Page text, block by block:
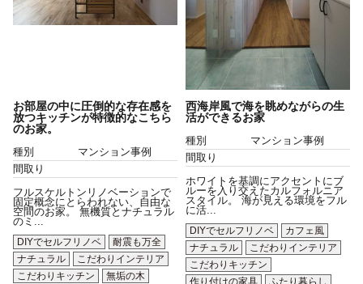
お部屋の中に圧倒的な存在感を
放つキッチンが特徴的なこちら
のお家。
種別
マンション事例
間取り
フルスケルトンリノベーションで
固定概念にとらわれない、自由な
空間のお家。 無機質とナチュラル
のミ...
DIYでセルフリノベ
耐震も万全
ナチュラル
こだわりインテリア
こだわりキッチン
無垢の木
西海岸風で海を眺めながらの生
活ができるお家
種別
マンション事例
間取り
ホワイトを基調にアクセントにブ
ルーを入り交えたカルフォルニア
スタイル。 海が見える環境をフル
に活...
DIYでセルフリノベ
カフェ風
ナチュラル
こだわりインテリア
こだわりキッチン
作り付けの家具
ふたり暮らし